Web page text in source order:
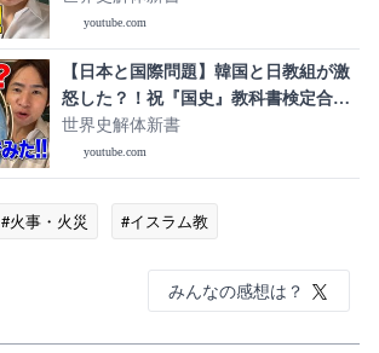
youtube.com
【日本と国際問題】韓国と日教組が激
怒した？！祝『国史』教科書検定合
格！
世界史解体新書
youtube.com
#火事・火災 #イスラム教
みんなの感想は？